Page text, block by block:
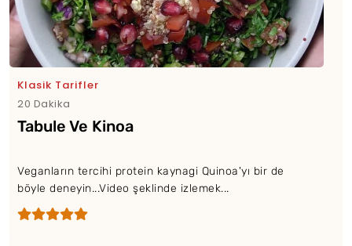
Klasik Tarifler
20 Dakika
Tabule Ve Kinoa
Veganların tercihi protein kaynagi Quinoa'yı bir de
böyle deneyin...Video şeklinde izlemek...